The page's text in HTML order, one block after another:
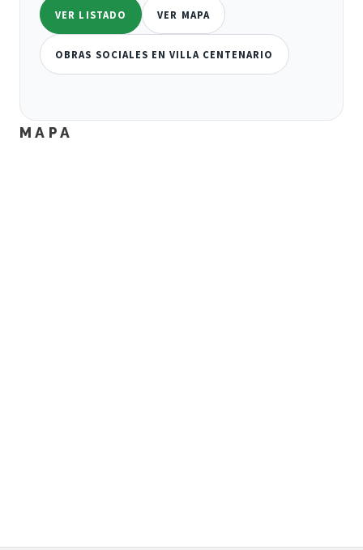
VER LISTADO VER MAPA
OBRAS SOCIALES EN VILLA CENTENARIO
MAPA